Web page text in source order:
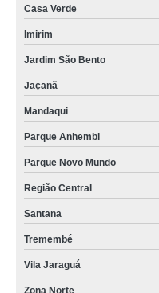
Casa Verde
Imirim
Jardim São Bento
Jaçanã
Mandaqui
Parque Anhembi
Parque Novo Mundo
Região Central
Santana
Tremembé
Vila Jaraguá
Zona Norte